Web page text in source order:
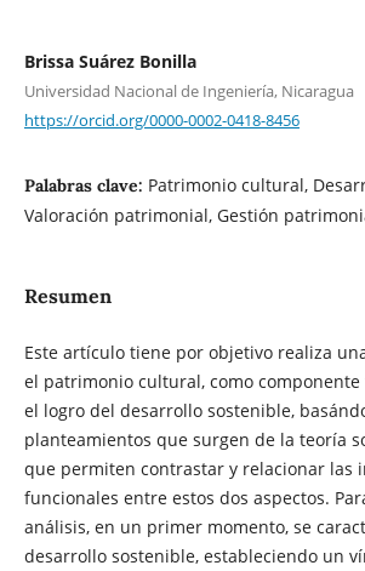
Brissa Suárez Bonilla
Universidad Nacional de Ingeniería, Nicaragua
https://orcid.org/0000-0002-0418-8456
Palabras clave: Patrimonio cultural,
Valoración patrimonial, Gestión
Resumen
Este artículo tiene por objetivo realiza
el patrimonio cultural, como
el logro del desarrollo sostenible,
planteamientos que surgen de la teoría
que permiten contrastar y relacionar las
funcionales entre estos dos aspectos.
análisis, en un primer momento, se
desarrollo sostenible, estableciendo un